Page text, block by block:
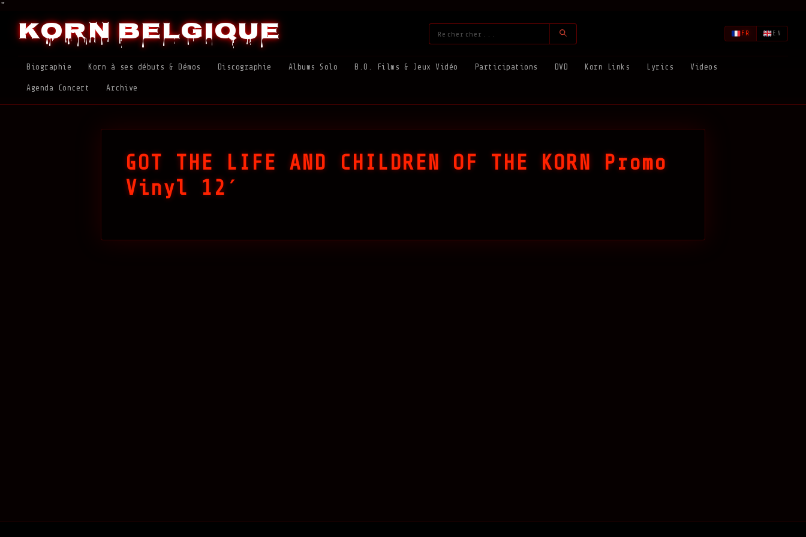
"
Korn Belgique
Rechercher
FR EN
Biographie Korn à ses débuts & Démos Discographie Albums Solo B.O. Films & Jeux Vidéo Participations DVD Korn Links Lyrics Videos
Agenda Concert Archive
GOT THE LIFE AND CHILDREN OF THE KORN Promo
Vinyl 12′